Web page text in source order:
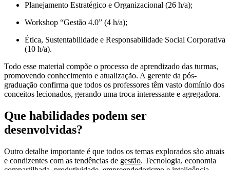
Planejamento Estratégico e Organizacional (26 h/a);
Workshop “Gestão 4.0” (4 h/a);
Ética, Sustentabilidade e Responsabilidade Social Corporativa
(10 h/a).
Todo esse material compõe o processo de aprendizado das turmas,
promovendo conhecimento e atualização. A gerente da pós-
graduação confirma que todos os professores têm vasto domínio dos
conceitos lecionados, gerando uma troca interessante e agregadora.
Que habilidades podem ser
desenvolvidas?
Outro detalhe importante é que todos os temas explorados são atuais
e condizentes com as tendências de gestão. Tecnologia, economia